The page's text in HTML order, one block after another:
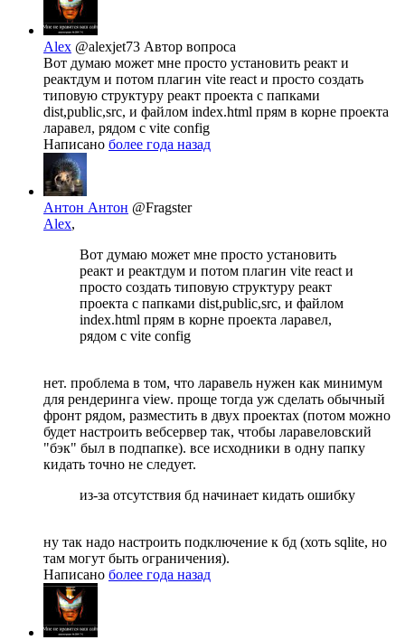
Alex @alexjet73 Автор вопроса
Вот думаю может мне просто установить реакт и
реактдум и потом плагин vite react и просто создать
типовую структуру реакт проекта с папками
dist,public,src, и файлом index.html прям в корне проекта
ларавел, рядом с vite config
Написано более года назад
Антон Антон @Fragster
Alex,
Вот думаю может мне просто установить
реакт и реактдум и потом плагин vite react и
просто создать типовую структуру реакт
проекта с папками dist,public,src, и файлом
index.html прям в корне проекта ларавел,
рядом с vite config
нет. проблема в том, что ларавель нужен как минимум
для рендеринга view. проще тогда уж сделать обычный
фронт рядом, разместить в двух проектах (потом можно
будет настроить вебсервер так, чтобы ларавеловский
"бэк" был в подпапке). все исходники в одну папку
кидать точно не следует.
из-за отсутствия бд начинает кидать ошибку
ну так надо настроить подключение к бд (хоть sqlite, но
там могут быть ограничения).
Написано более года назад